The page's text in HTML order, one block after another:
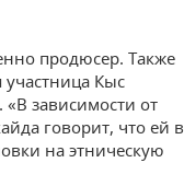
продюсер. Также
Кыс
зависимости от
говорит, что ей в
на этническую